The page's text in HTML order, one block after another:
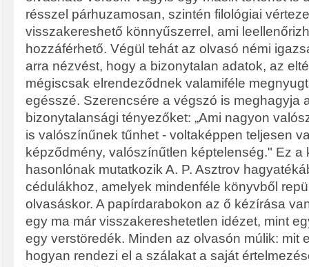
résszel párhuzamosan, szintén filológiai
visszakereshető könnyűszerrel, ami
hozzáférhető. Végül tehát az olvasó némi
arra nézvést, hogy a bizonytalan adatok, az
mégiscsak elrendeződnek valamiféle
egésszé. Szerencsére a végszó is meghagyja
bizonytalansági tényezőket: „Ami nagyon
is valószínűnek tűnhet - voltaképpen teljesen
képződmény, valószínűtlen képtelenség." Ez a
hasonlónak mutatkozik A. P. Asztrov
cédulákhoz, amelyek mindenféle könyvből
olvasáskor. A papírdarabokon az ő kézírása
egy ma már visszakereshetetlen idézet, mint
egy verstöredék. Minden az olvasón múlik: mit
hogyan rendezi el a szálakat a saját